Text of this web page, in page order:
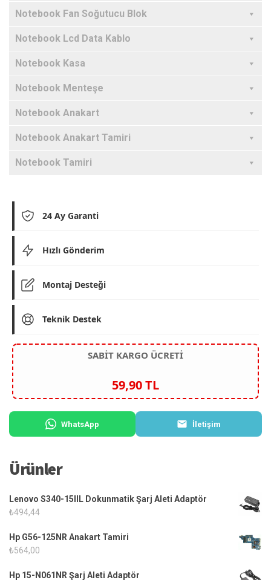
Notebook Fan Soğutucu Blok
Notebook Lcd Data Kablo
Notebook Kasa
Notebook Menteşe
Notebook Anakart
Notebook Anakart Tamiri
Notebook Tamiri
24 Ay Garanti
Hızlı Gönderim
Montaj Desteği
Teknik Destek
SABİT KARGO ÜCRETİ
59,90 TL
WhatsApp İletişim
Ürünler
Lenovo S340-15IIL Dokunmatik Şarj Aleti Adaptör
₺494,44
Hp G56-125NR Anakart Tamiri
₺564,00
Hp 15-N061NR Şarj Aleti Adaptör